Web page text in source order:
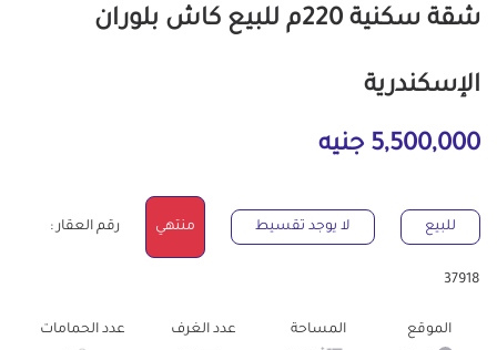
شقة سكنية 220م للبيع كاش بلوران
الإسكندرية
5,500,000 جنيه
للبيع لا يوجد تقسيط منتهي رقم العقار :
37918
الموقع
المساحة
عدد الغرف
عدد الحمامات